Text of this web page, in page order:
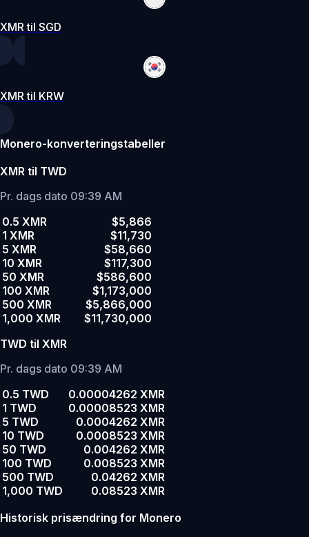
XMR til SGD
XMR til KRW
Monero-konverteringstabeller
XMR til TWD
Pr. dags dato 09:39 AM
0.5 XMR
$5,866
1 XMR
$11,730
5 XMR
$58,660
10 XMR
$117,300
50 XMR
$586,600
100 XMR
$1,173,000
500 XMR
$5,866,000
1,000 XMR
$11,730,000
TWD til XMR
Pr. dags dato 09:39 AM
0.5 TWD
0.00004262 XMR
1 TWD
0.00008523 XMR
5 TWD
0.0004262 XMR
10 TWD
0.0008523 XMR
50 TWD
0.004262 XMR
100 TWD
0.008523 XMR
500 TWD
0.04262 XMR
1,000 TWD
0.08523 XMR
Historisk prisændring for Monero